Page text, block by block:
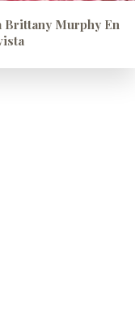
Brittany Murphy En